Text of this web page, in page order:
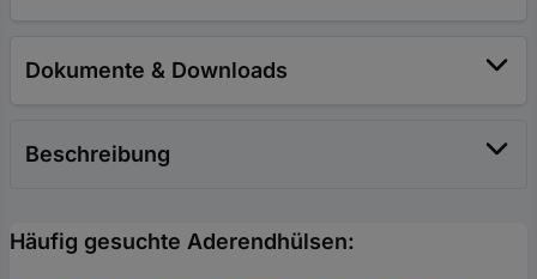
Dokumente & Downloads
Beschreibung
Häufig gesuchte Aderendhülsen: